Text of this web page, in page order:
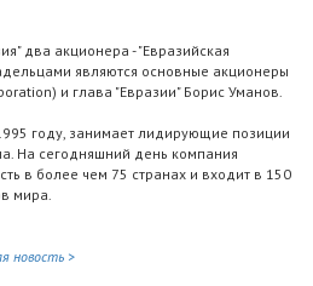
два акционера - "Евразийская
являются основные акционеры
и глава "Евразии" Борис Уманов.
году, занимает лидирующие позиции
На сегодняшний день компания
в более чем 75 странах и входит в 150
мира.
новость >